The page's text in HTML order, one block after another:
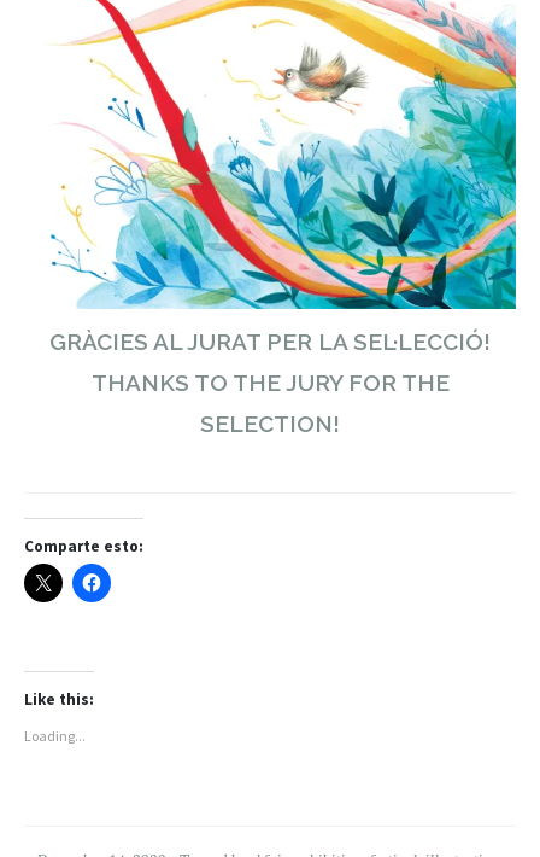
GRÀCIES AL JURAT PER LA SEL·LECCIÓ!
THANKS TO THE JURY FOR THE
SELECTION!
Comparte esto:
Like this:
Loading...